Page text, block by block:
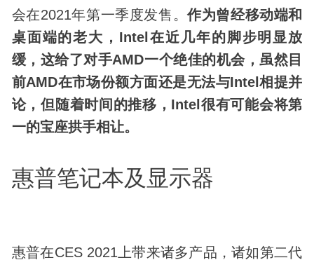
会在2021年第一季度发售。作为曾经移动端和
桌面端的老大，Intel在近几年的脚步明显放
缓，这给了对手AMD一个绝佳的机会，虽然目
前AMD在市场份额方面还是无法与Intel相提并
论，但随着时间的推移，Intel很有可能会将第
一的宝座拱手相让。
惠普笔记本及显示器
惠普在CES 2021上带来诸多产品，诸如第二代